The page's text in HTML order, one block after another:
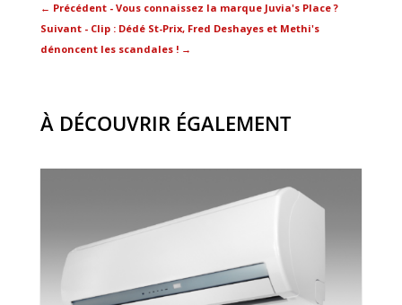
← Précédent - Vous connaissez la marque Juvia's Place ?
Suivant - Clip : Dédé St-Prix, Fred Deshayes et Methi's
dénoncent les scandales !→
À DÉCOUVRIR ÉGALEMENT